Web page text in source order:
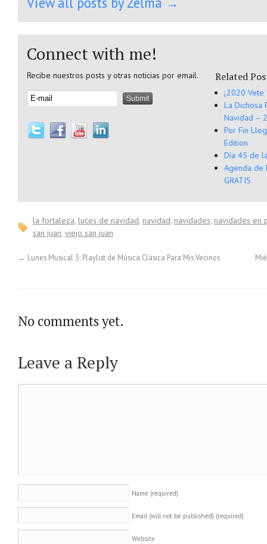
Connect with me!
Recibe nuestros posts y otras noticias por email. Related
¡2020 Vete
La Dichosa
Navidad –
Por Fin
Edition
Día 45 de
Agenda de
GRATIS
la fortaleza, luces de navidad, navidad, navidades, navidades en
san juan, viejo san juan
← Lunes Musical 3: Playlist de Música Clásica Para Mis Vecinos
No comments yet.
Leave a Reply
Name (required)
Email (will not be published) (required)
Website